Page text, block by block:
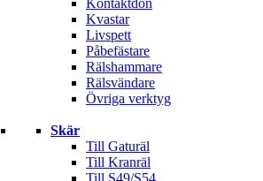
Kvastar
Livspett
Påbefästare
Rälshammare
Rälsvändare
Övriga verktyg
Skär
Till Gaturäl
Till Kranräl
Till S49/S54